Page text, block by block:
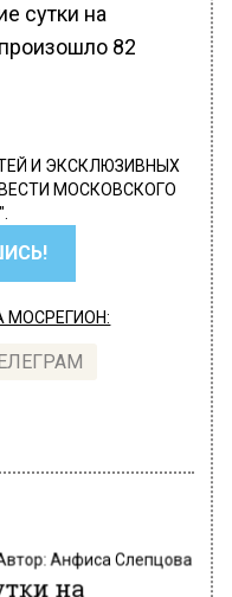
сутки на
82
И ЭКСКЛЮЗИВНЫХ
МОСКОВСКОГО
МОСРЕГИОН:
Анфиса Слепцова
на